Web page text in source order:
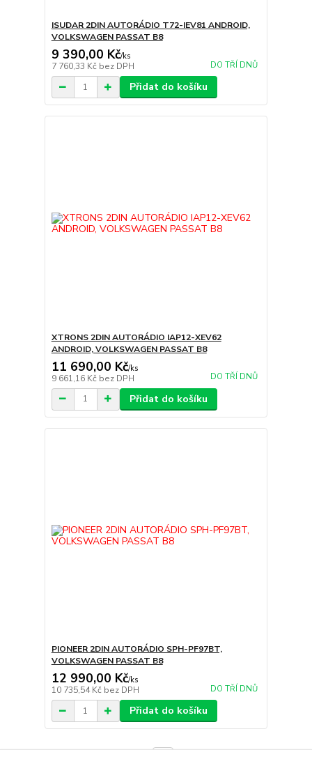
ISUDAR 2DIN AUTORÁDIO T72-IEV81 ANDROID,
VOLKSWAGEN PASSAT B8
9 390,00 Kč/ks
7 760,33 Kč bez DPH DO TŘÍ DNŮ
Přidat do košíku
XTRONS 2DIN AUTORÁDIO IAP12-XEV62
ANDROID, VOLKSWAGEN PASSAT B8
11 690,00 Kč/ks
9 661,16 Kč bez DPH DO TŘÍ DNŮ
Přidat do košíku
PIONEER 2DIN AUTORÁDIO SPH-PF97BT,
VOLKSWAGEN PASSAT B8
12 990,00 Kč/ks
10 735,54 Kč bez DPH DO TŘÍ DNŮ
Přidat do košíku